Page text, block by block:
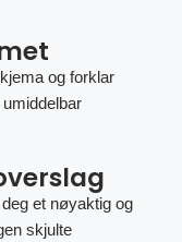
og forklar
et nøyaktig og
skjulte